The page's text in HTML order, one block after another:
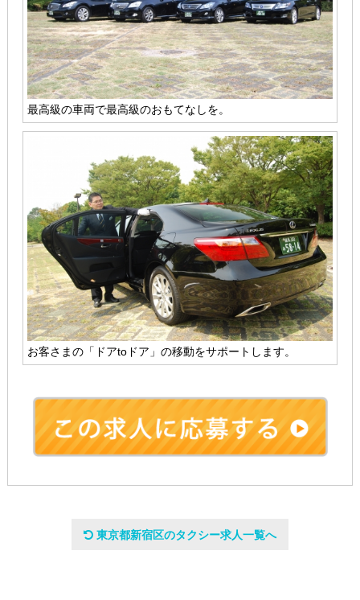
最高級の車両で最高級のおもてなしを。
お客さまの「ドアtoドア」の移動をサポートします。
会社名
東京都新宿区のタクシー求人一覧へ